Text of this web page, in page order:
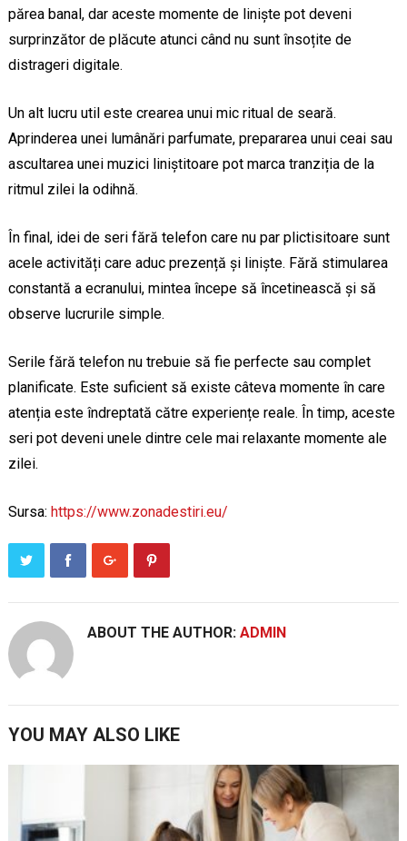
părea banal, dar aceste momente de liniște pot deveni
surprinzător de plăcute atunci când nu sunt însoțite de
distrageri digitale.
Un alt lucru util este crearea unui mic ritual de seară.
Aprinderea unei lumânări parfumate, prepararea unui ceai sau
ascultarea unei muzici liniștitoare pot marca tranziția de la
ritmul zilei la odihnă.
În final, idei de seri fără telefon care nu par plictisitoare sunt
acele activități care aduc prezență și liniște. Fără stimularea
constantă a ecranului, mintea începe să încetinească și să
observe lucrurile simple.
Serile fără telefon nu trebuie să fie perfecte sau complet
planificate. Este suficient să existe câteva momente în care
atenția este îndreptată către experiențe reale. În timp, aceste
seri pot deveni unele dintre cele mai relaxante momente ale
zilei.
Sursa: https://www.zonadestiri.eu/
ABOUT THE AUTHOR: ADMIN
YOU MAY ALSO LIKE